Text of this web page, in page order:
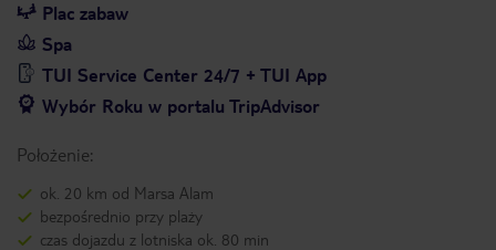
Plac zabaw
Spa
TUI Service Center 24/7 + TUI App
Wybór Roku w portalu TripAdvisor
Położenie:
ok. 20 km od Marsa Alam
bezpośrednio przy plaży
czas dojazdu z lotniska ok. 80 min